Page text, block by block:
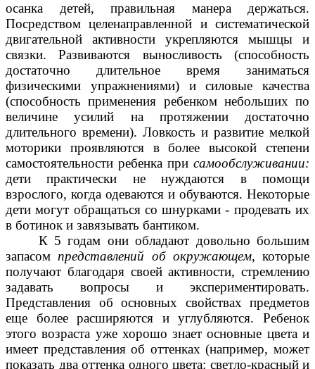
осанка детей, правильная манера держаться.
Посредством целенаправленной и систематической
двигательной активности укрепляются мышцы и
связки. Развиваются выносливость (способность
достаточно длительное время заниматься
физическими упражнениями) и силовые качества
(способность применения ребенком небольших по
величине усилий на протяжении достаточно
длительного времени). Ловкость и развитие мелкой
моторики проявляются в более высокой степени
самостоятельности ребенка при самообслуживании:
дети практически не нуждаются в помощи
взрослого, когда одеваются и обуваются. Некоторые
дети могут обращаться со шнурками - продевать их
в ботинок и завязывать бантиком.
К 5 годам они обладают довольно большим
запасом представлений об окружающем, которые
получают благодаря своей активности, стремлению
задавать вопросы и экспериментировать.
Представления об основных свойствах предметов
еще более расширяются и углубляются. Ребенок
этого возраста уже хорошо знает основные цвета и
имеет представления об оттенках (например, может
показать два оттенка одного цвета: светло-красный и